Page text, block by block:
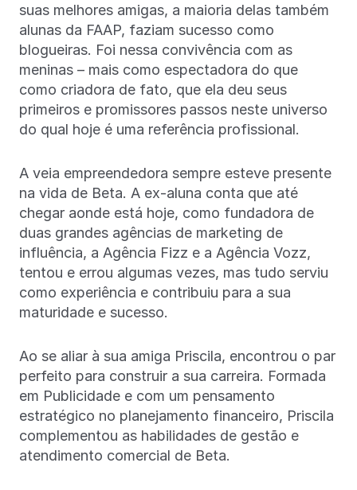
suas melhores amigas, a maioria delas também
alunas da FAAP, faziam sucesso como
blogueiras. Foi nessa convivência com as
meninas – mais como espectadora do que
como criadora de fato, que ela deu seus
primeiros e promissores passos neste universo
do qual hoje é uma referência profissional.
A veia empreendedora sempre esteve presente
na vida de Beta. A ex-aluna conta que até
chegar aonde está hoje, como fundadora de
duas grandes agências de marketing de
influência, a Agência Fizz e a Agência Vozz,
tentou e errou algumas vezes, mas tudo serviu
como experiência e contribuiu para a sua
maturidade e sucesso.
Ao se aliar à sua amiga Priscila, encontrou o par
perfeito para construir a sua carreira. Formada
em Publicidade e com um pensamento
estratégico no planejamento financeiro, Priscila
complementou as habilidades de gestão e
atendimento comercial de Beta.